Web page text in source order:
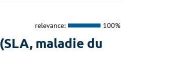
relevance: 100%
maladie du